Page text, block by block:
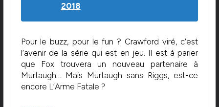
2018
Pour le buzz, pour le fun ? Crawford viré, c’est
l’avenir de la série qui est en jeu. Il est à parier
que Fox trouvera un nouveau partenaire à
Murtaugh… Mais Murtaugh sans Riggs, est-ce
encore L’Arme Fatale ?